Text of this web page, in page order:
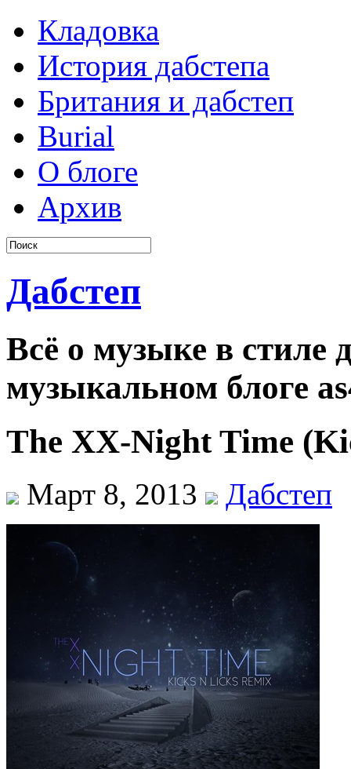
Кладовка
История дабстепа
Британия и дабстеп
Burial
О блоге
Архив
Дабстеп
Всё о музыке в стиле
музыкальном блоге
The XX-Night Time
Март 8, 2013 Дабстеп